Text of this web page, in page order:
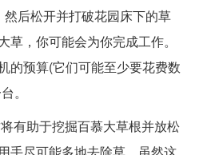
后松开并打破花园床下的草
，你可能会为你完成工作。
的预算(它们可能至少要花费数
。
有助于挖掘百慕大草根并放松